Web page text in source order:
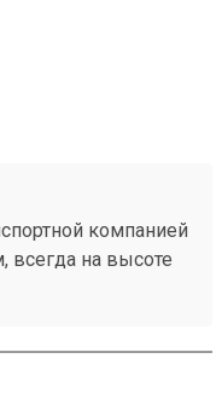
компанией
всегда на высоте